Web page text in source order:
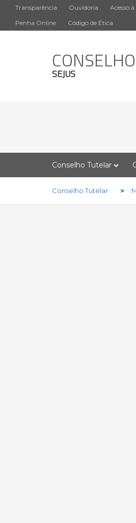
Transparência Ouvidoria Acesso
Penha Online
Código de Ética
SEJUS
Conselho Tutelar
Conselho Tutelar >